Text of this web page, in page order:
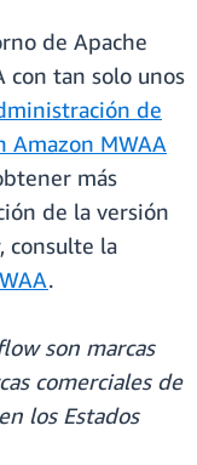
de Apache
con tan solo unos
de
Amazon MWAA
más
de la versión
consulte la
.
son marcas
comerciales de
en los Estados